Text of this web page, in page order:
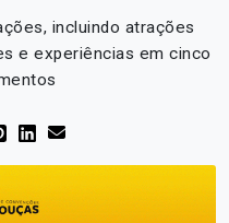
incluindo atrações
e experiências em cinco